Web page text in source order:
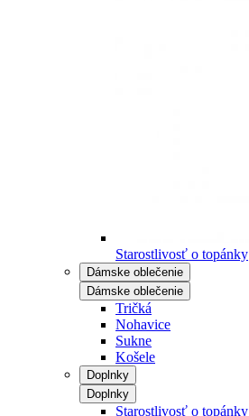
Starostlivosť o topánky
Dámske oblečenie
Dámske oblečenie
Tričká
Nohavice
Sukne
Košele
Doplnky
Doplnky
Starostlivosť o topánky